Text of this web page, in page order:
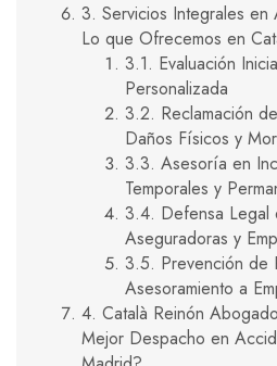
3. Servicios Integrales en
Lo que Ofrecemos en
3.1. Evaluación
Personalizada
3.2. Reclamación
Daños Físicos y
3.3. Asesoría en
Temporales y
3.4. Defensa Legal
Aseguradoras y
3.5. Prevención de
Asesoramiento a
4. Català Reinón
Mejor Despacho en